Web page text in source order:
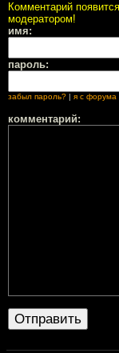
Комментарий
модератором!
имя:
пароль:
забыл пароль? я с форума
комментарий: